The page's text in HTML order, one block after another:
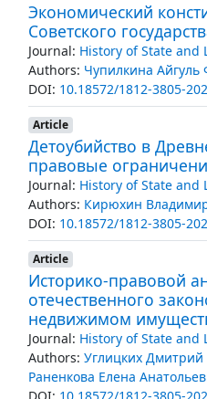
Экономический
Советского
Journal: History of State and
Authors: Чупилкина Айгуль
DOI: 10.18572/1812-3805-
Article
Детоубийство в
правовые
Journal: History of State and
Authors: Кирюхин
DOI: 10.18572/1812-3805-
Article
Историко-правовой
отечественного
недвижимом
Journal: History of State and
Authors: Углицких Дмитрий
Раненкова Елена